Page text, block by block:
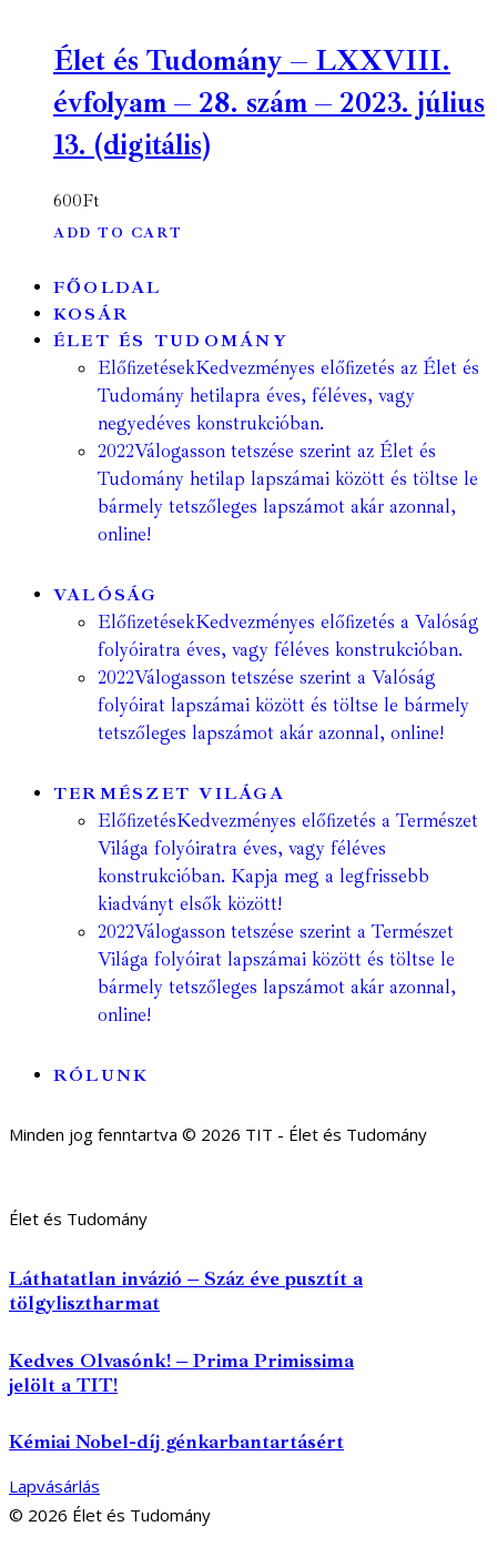
Élet és Tudomány – LXXVIII.
évfolyam – 28. szám – 2023. július
13. (digitális)
600Ft
ADD TO CART
FŐOLDAL
KOSÁR
ÉLET ÉS TUDOMÁNY
ElőfizetésekKedvezményes előfizetés az Élet és
Tudomány hetilapra éves, féléves, vagy
negyedéves konstrukcióban.
2022Válogasson tetszése szerint az Élet és
Tudomány hetilap lapszámai között és töltse le
bármely tetszőleges lapszámot akár azonnal,
online!
VALÓSÁG
ElőfizetésekKedvezményes előfizetés a Valóság
folyóiratra éves, vagy féléves konstrukcióban.
2022Válogasson tetszése szerint a Valóság
folyóirat lapszámai között és töltse le bármely
tetszőleges lapszámot akár azonnal, online!
TERMÉSZET VILÁGA
ElőfizetésKedvezményes előfizetés a Természet
Világa folyóiratra éves, vagy féléves
konstrukcióban. Kapja meg a legfrissebb
kiadványt elsők között!
2022Válogasson tetszése szerint a Természet
Világa folyóirat lapszámai között és töltse le
bármely tetszőleges lapszámot akár azonnal,
online!
RÓLUNK
Minden jog fenntartva © 2026 TIT - Élet és Tudomány
Élet és Tudomány
Láthatatlan invázió – Száz éve pusztít a
tölgylisztharmat
Kedves Olvasónk! – Prima Primissima
jelölt a TIT!
Kémiai Nobel-díj génkarbantartásért
Lapvásárlás
© 2026 Élet és Tudomány